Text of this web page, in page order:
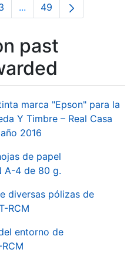
Page
...Intermediate Pages Use
Page
49
past
marca "Epson" para la
Y Timbre – Real Casa
2016
de papel
A-4 de 80 g.
diversas pólizas de
RCM
entorno de